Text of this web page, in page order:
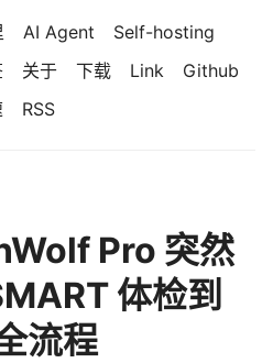
AI Agent
Self-hosting
关于 下载 Link
Github
RSS
Pro 突然
体检到
流程